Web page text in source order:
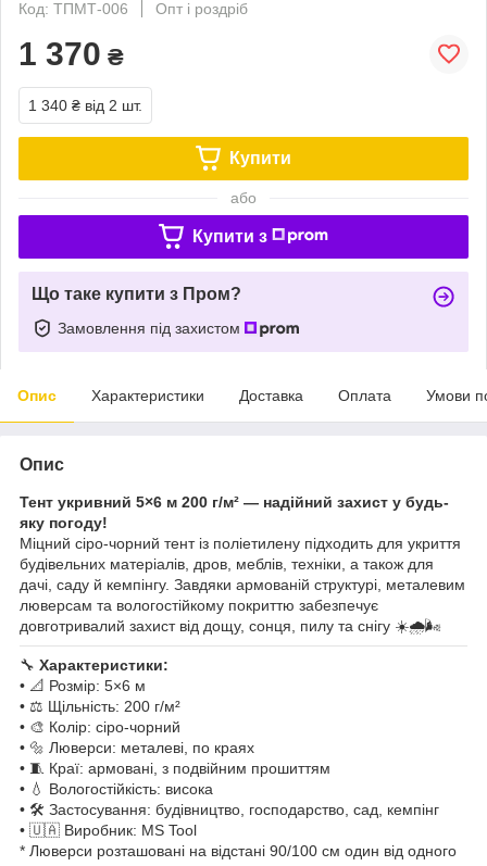
Код: ТПМТ-006
Опт і роздріб
1 370 ₴
1 340 ₴ від 2 шт.
Купити
або
Купити з
Що таке купити з Пром?
Замовлення під захистом
Опис Характеристики Доставка Оплата Умови
Опис
Тент укривний 5×6 м 200 г/м² — надійний захист у будь-
яку погоду!
Міцний сіро-чорний тент із поліетилену підходить для укриття
будівельних матеріалів, дров, меблів, техніки, а також для
дачі, саду й кемпінгу. Завдяки армованій структурі, металевим
люверсам та вологостійкому покриттю забезпечує
довготривалий захист від дощу, сонця, пилу та снігу ☀️🌧️🌬️
🔧 Характеристики:
• 📐 Розмір: 5×6 м
• ⚖️ Щільність: 200 г/м²
• 🎨 Колір: сіро-чорний
• 🔩 Люверси: металеві, по краях
• 🧵 Краї: армовані, з подвійним прошиттям
• 💧 Вологостійкість: висока
• 🛠️ Застосування: будівництво, господарство, сад, кемпінг
• 🇺🇦 Виробник: MS Tool
* Люверси розташовані на відстані 90/100 см один від одного